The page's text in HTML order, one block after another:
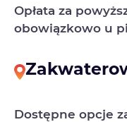
Opłata za
obowiązkowo u
Dostępne opcje